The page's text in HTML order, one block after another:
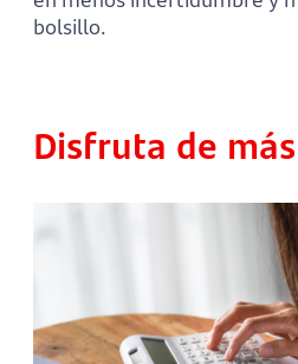
bolsillo.
Disfruta de